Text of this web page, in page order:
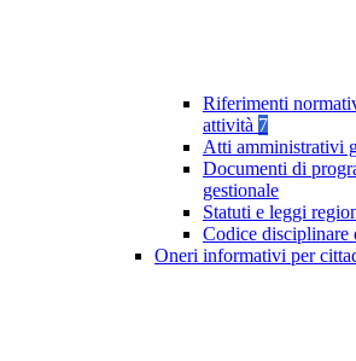
Riferimenti
attività 7
Atti amministrativi
Documenti di
gestionale
Statuti e leggi
Codice disciplinare
Oneri informativi per